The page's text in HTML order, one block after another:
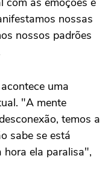
nossas
nossos padrões
uma
"A mente
temos a
sabe se está
hora ela paralisa",